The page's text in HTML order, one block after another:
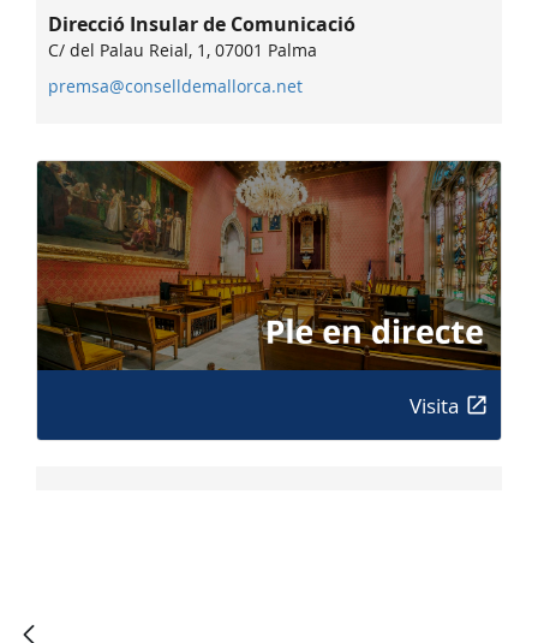
Direcció Insular de Comunicació
C/ del Palau Reial, 1, 07001 Palma
premsa@conselldemallorca.net
Visita